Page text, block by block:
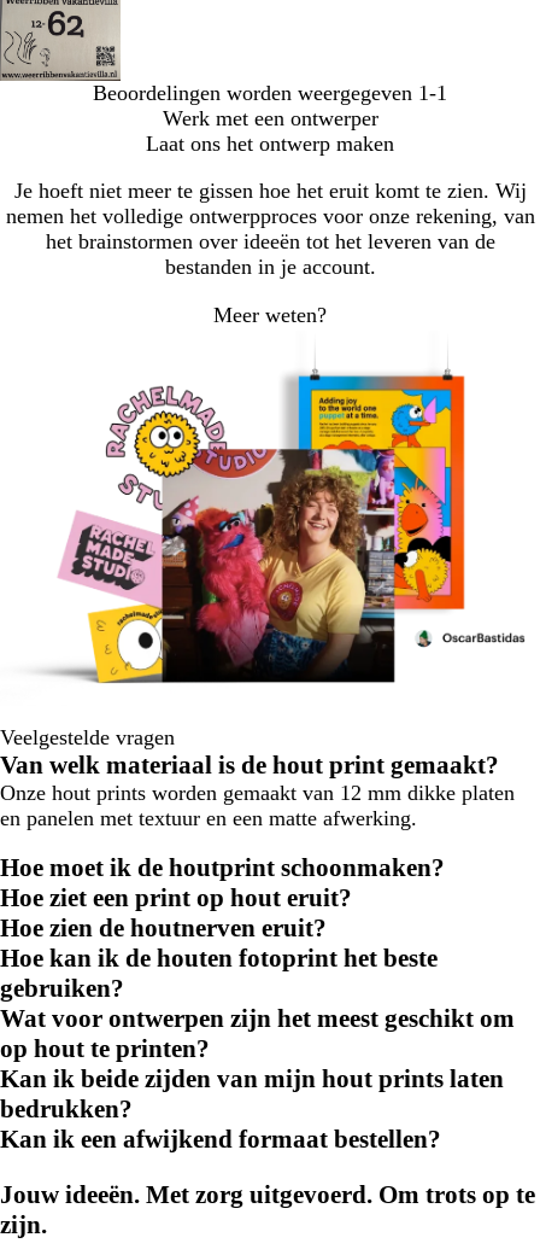
Beoordelingen worden weergegeven 1-1
Werk met een ontwerper
Laat ons het ontwerp maken
Je hoeft niet meer te gissen hoe het eruit komt te zien. Wij
nemen het volledige ontwerpproces voor onze rekening, van
het brainstormen over ideeën tot het leveren van de
bestanden in je account.
Meer weten?
Veelgestelde vragen
Van welk materiaal is de hout print gemaakt?
Onze hout prints worden gemaakt van 12 mm dikke platen
en panelen met textuur en een matte afwerking.
Hoe moet ik de houtprint schoonmaken?
Hoe ziet een print op hout eruit?
Hoe zien de houtnerven eruit?
Hoe kan ik de houten fotoprint het beste
gebruiken?
Wat voor ontwerpen zijn het meest geschikt om
op hout te printen?
Kan ik beide zijden van mijn hout prints laten
bedrukken?
Kan ik een afwijkend formaat bestellen?
Jouw ideeën. Met zorg uitgevoerd. Om trots op te
zijn.